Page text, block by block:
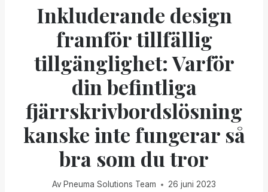
Inkluderande design
framför tillfällig
tillgänglighet: Varför
din befintliga
fjärrskrivbordslösning
kanske inte fungerar så
bra som du tror
Av Pneuma Solutions Team 26 juni 2023